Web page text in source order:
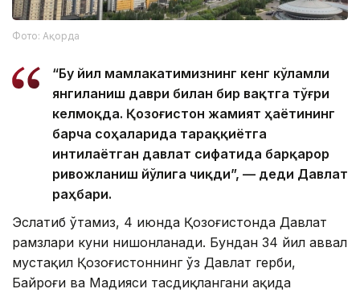
Фото: Ақорда
“Бу йил мамлакатимизнинг кенг кўламли
янгиланиш даври билан бир вақтга тўғри
келмоқда. Қозоғистон жамият ҳаётининг
барча соҳаларида тараққиётга
интилаётган давлат сифатида барқарор
ривожланиш йўлига чиқди”, — деди Давлат
раҳбари.
Эслатиб ўтамиз, 4 июнда Қозоғистонда Давлат
рамзлари куни нишонланади. Бундан 34 йил аввал
мустақил Қозоғистоннинг ўз Давлат герби,
Байроғи ва Мадҳияси тасдиқлангани ҳақида